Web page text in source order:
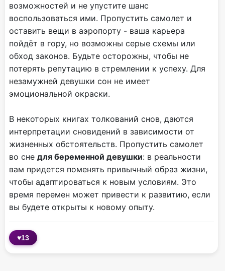
возможностей и не упустите шанс
воспользоваться ими. Пропустить самолет и
оставить вещи в аэропорту - ваша карьера
пойдёт в гору, но возможны серые схемы или
обход законов. Будьте осторожны, чтобы не
потерять репутацию в стремлении к успеху. Для
незамужней девушки сон не имеет
эмоциональной окраски.
В некоторых книгах толкований снов, даются
интерпретации сновидений в зависимости от
жизненных обстоятельств. Пропустить самолет
во сне для беременной девушки: в реальности
вам придется поменять привычный образ жизни,
чтобы адаптироваться к новым условиям. Это
время перемен может привести к развитию, если
вы будете открыты к новому опыту.
♥13